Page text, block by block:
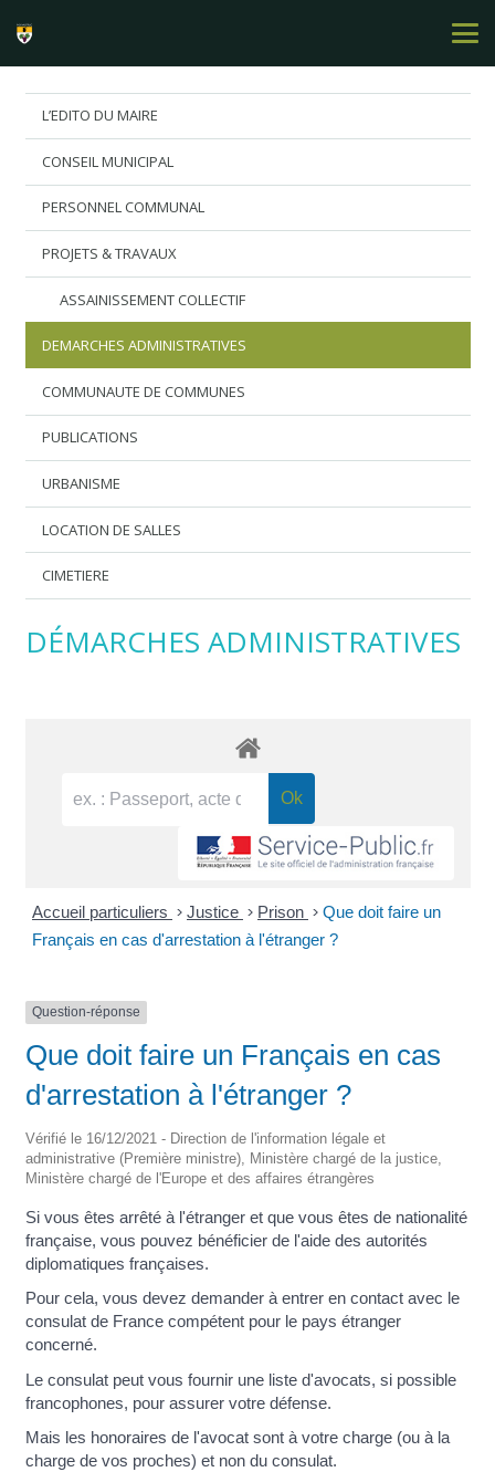
L’EDITO DU MAIRE
CONSEIL MUNICIPAL
PERSONNEL COMMUNAL
PROJETS & TRAVAUX
ASSAINISSEMENT COLLECTIF
DEMARCHES ADMINISTRATIVES
COMMUNAUTE DE COMMUNES
PUBLICATIONS
URBANISME
LOCATION DE SALLES
CIMETIERE
DÉMARCHES ADMINISTRATIVES
Accueil particuliers > Justice > Prison > Que doit faire un
Français en cas d'arrestation à l'étranger ?
Question-réponse
Que doit faire un Français en cas
d'arrestation à l'étranger ?
Vérifié le 16/12/2021 - Direction de l'information légale et
administrative (Première ministre), Ministère chargé de la justice,
Ministère chargé de l'Europe et des affaires étrangères
Si vous êtes arrêté à l'étranger et que vous êtes de nationalité
française, vous pouvez bénéficier de l'aide des autorités
diplomatiques françaises.
Pour cela, vous devez demander à entrer en contact avec le
consulat de France compétent pour le pays étranger
concerné.
Le consulat peut vous fournir une liste d'avocats, si possible
francophones, pour assurer votre défense.
Mais les honoraires de l'avocat sont à votre charge (ou à la
charge de vos proches) et non du consulat.